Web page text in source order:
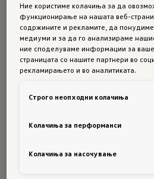
г и
Ние користиме колачиња за да
функционирање на нашата веб-
содржините и рекламите, да
медиуми и за да го анализираме
ние споделуваме информации за
страницата со нашите партнери во
рекламирањето и во аналитиката.
Строго неопходни колачиња
Колачиња за перформанси
Колачиња за насочување